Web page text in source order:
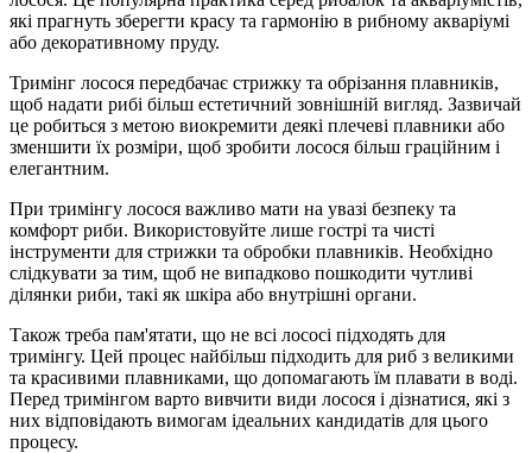
які прагнуть зберегти красу та гармонію в рибному акваріумі
або декоративному пруду.
Тримінг лосося передбачає стрижку та обрізання плавників,
щоб надати рибі більш естетичний зовнішній вигляд. Зазвичай
це робиться з метою виокремити деякі плечеві плавники або
зменшити їх розміри, щоб зробити лосося більш граційним і
елегантним.
При тримінгу лосося важливо мати на увазі безпеку та
комфорт риби. Використовуйте лише гострі та чисті
інструменти для стрижки та обробки плавників. Необхідно
слідкувати за тим, щоб не випадково пошкодити чутливі
ділянки риби, такі як шкіра або внутрішні органи.
Також треба пам'ятати, що не всі лососі підходять для
тримінгу. Цей процес найбільш підходить для риб з великими
та красивими плавниками, що допомагають їм плавати в воді.
Перед тримінгом варто вивчити види лосося і дізнатися, які з
них відповідають вимогам ідеальних кандидатів для цього
процесу.